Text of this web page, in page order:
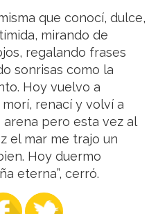
que conocí, dulce,
mirando de
regalando frases
sonrisas como la
Hoy vuelvo a
renací y volví a
pero esta vez al
el mar me trajo un
Hoy duermo
eterna”, cerró.